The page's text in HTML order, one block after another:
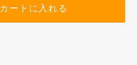
カートに入れる